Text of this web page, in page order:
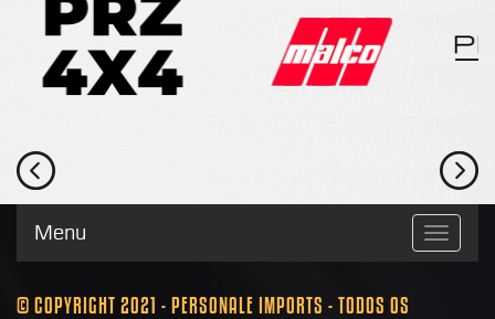
Toggle
Menu
© COPYRIGHT 2021 - PERSONALE IMPORTS - TODOS OS